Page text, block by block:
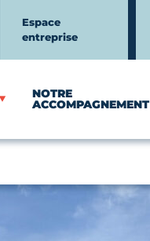
Espace
entreprise
NOTRE
ACCOMPAGNEMENT